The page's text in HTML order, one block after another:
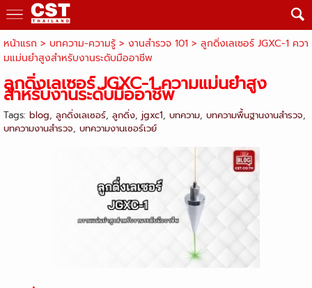
หน้าแรก > บทความ-ความรู้ > งานสำรวจ 101> ลูกดิ่งเลเซอร์ JGXC-1 ควา
มแม่นยำสูงสำหรับงานระดับมืออาชีพ
ลูกดิ่งเลเซอร์ JGXC-1 ความแม่นยำสูง
สำหรับงานระดับมืออาชีพ
Tags: blog, ลูกดิ่งเลเซอร์, ลูกดิ่ง, jgxc1, บทความ, บทความพื้นฐานงานสำรวจ,
บทความงานสำรวจ, บทความงานเซอร์เวย์